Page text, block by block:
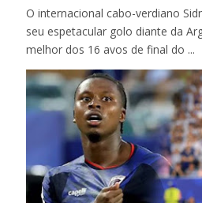
O internacional cabo-verdiano
seu espetacular golo diante da
melhor dos 16 avos de final do ...